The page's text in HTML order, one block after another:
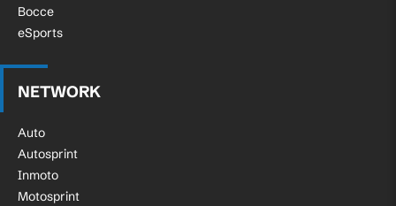
Bocce
eSports
NETWORK
Auto
Autosprint
Inmoto
Motosprint